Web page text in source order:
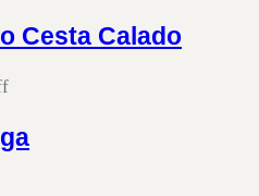
Cesta Calado